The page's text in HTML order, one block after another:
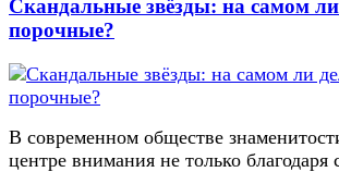
Скандальные звёзды: на самом ли
порочные?
В современном обществе
центре внимания не только благодаря